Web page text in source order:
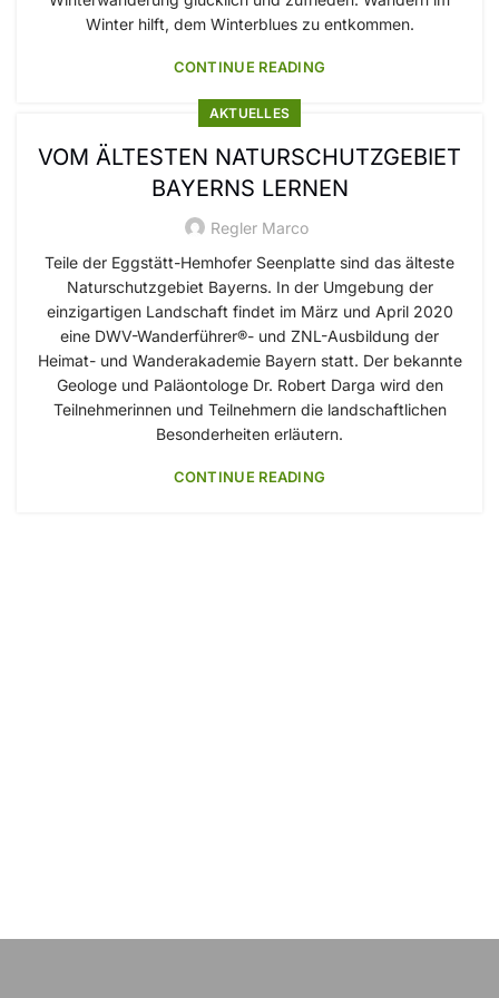
Winter hilft, dem Winterblues zu entkommen.
CONTINUE READING
AKTUELLES
VOM ÄLTESTEN NATURSCHUTZGEBIET
BAYERNS LERNEN
Regler Marco
Teile der Eggstätt-Hemhofer Seenplatte sind das älteste
Naturschutzgebiet Bayerns. In der Umgebung der
einzigartigen Landschaft findet im März und April 2020
eine DWV-Wanderführer®- und ZNL-Ausbildung der
Heimat- und Wanderakademie Bayern statt. Der bekannte
Geologe und Paläontologe Dr. Robert Darga wird den
Teilnehmerinnen und Teilnehmern die landschaftlichen
Besonderheiten erläutern.
CONTINUE READING